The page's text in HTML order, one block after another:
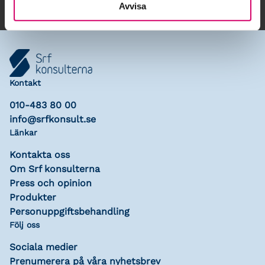
Avvisa
Kontakt
010-483 80 00
info@srfkonsult.se
Länkar
Kontakta oss
Om Srf konsulterna
Press och opinion
Produkter
Personuppgiftsbehandling
Följ oss
Sociala medier
Prenumerera på våra nyhetsbrev